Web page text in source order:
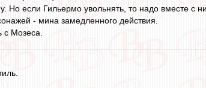
Но если Гильермо увольнять, то надо вместе с
- мина замедленного действия.
с Мозеса.